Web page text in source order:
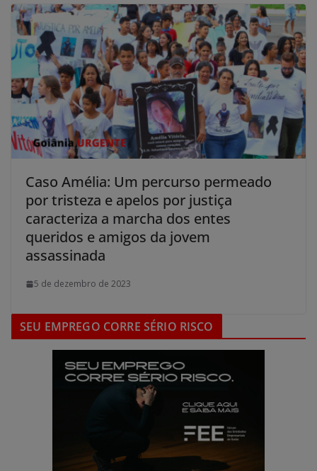
Caso Amélia: Um percurso permeado
por tristeza e apelos por justiça
caracteriza a marcha dos entes
queridos e amigos da jovem
assassinada
5 de dezembro de 2023
SEU EMPREGO CORRE SÉRIO RISCO